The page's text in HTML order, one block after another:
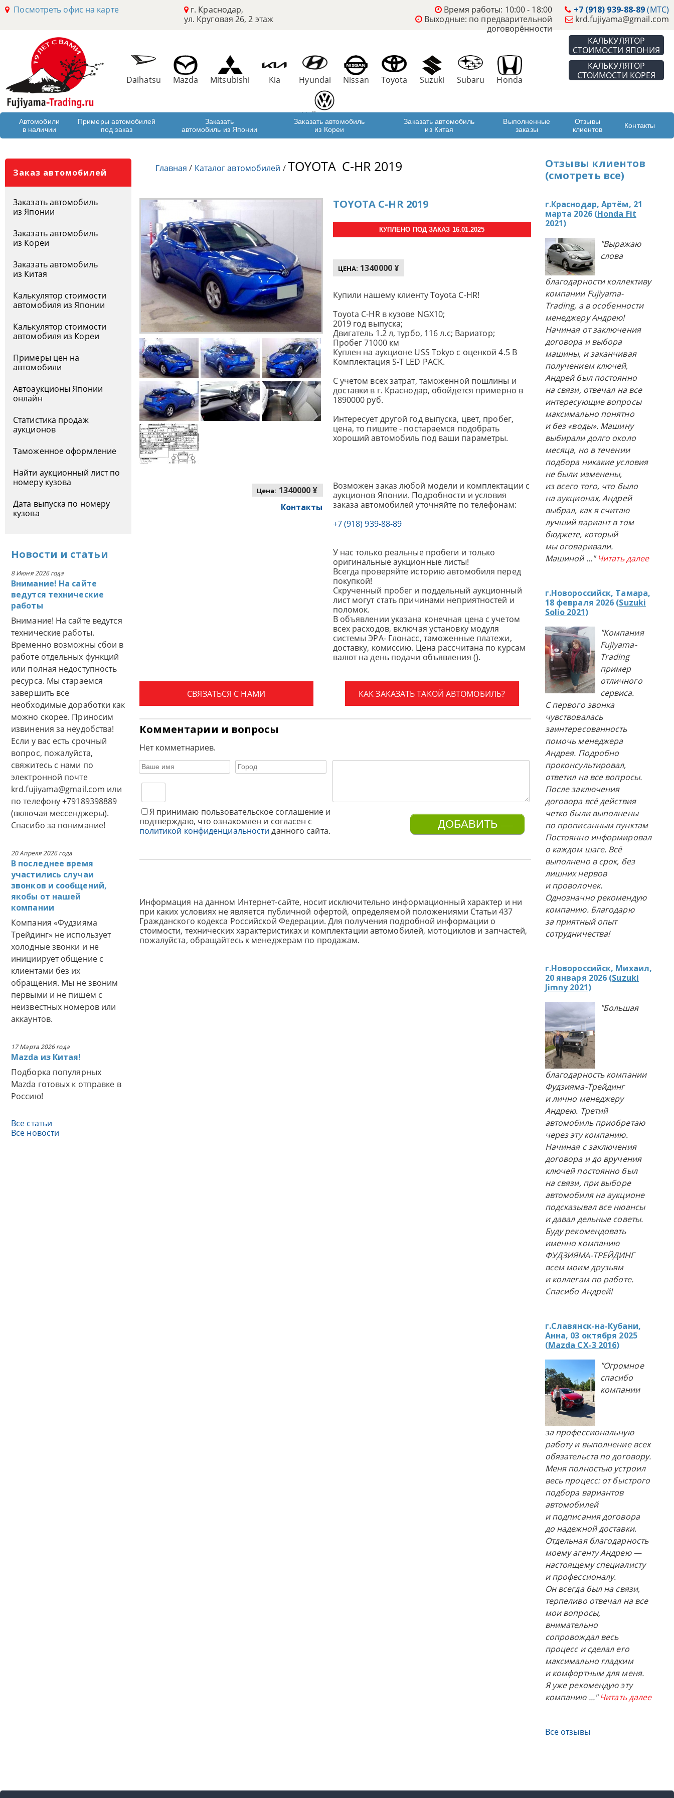
Посмотреть офис на карте
г. Краснодар,
ул. Круговая 26, 2 этаж
+7 (918) 939-88-89(МТС)
krd.fujiyama@gmail.com
Время работы: 10:00 - 18:00
Выходные: по предварительной
договорённости
КАЛЬКУЛЯТОР
СТОИМОСТИ ЯПОНИЯ
КАЛЬКУЛЯТОР
СТОИМОСТИ КОРЕЯ
Daihatsu Mazda Mitsubishi Kia Hyundai Nissan Toyota Suzuki Subaru Honda
Volkswagen
Автомобили
в наличии
Примеры автомобилей
под заказ
Заказать
автомобиль из Японии
Заказать автомобиль
из Кореи
Заказать автомобиль
из Китая
Выполненные
заказы
Отзывы
клиентов
Контакты
Заказ автомобилей
Заказать автомобиль
из Японии
Заказать автомобиль
из Кореи
Заказать автомобиль
из Китая
Калькулятор стоимости
автомобиля из Японии
Калькулятор стоимости
автомобиля из Кореи
Примеры цен на
автомобили
Автоаукционы Японии
онлайн
Статистика продаж
аукционов
Таможенное оформление
Найти аукционный лист по
номеру кузова
Дата выпуска по номеру
кузова
Новости и статьи
8 Июня 2026 года
Внимание! На сайте
ведутся технические
работы
Внимание! На сайте ведутся
технические работы.
Временно возможны сбои в
работе отдельных функций
или полная недоступность
ресурса. Мы стараемся
завершить все
необходимые доработки как
можно скорее. Приносим
извинения за неудобства!
Если у вас есть срочный
вопрос, пожалуйста,
свяжитесь с нами по
электронной почте
krd.fujiyama@gmail.com или
по телефону +79189398889
(включая мессенджеры).
Спасибо за понимание!
20 Апреля 2026 года
В последнее время
участились случаи
звонков и сообщений,
якобы от нашей
компании
Компания «Фудзияма
Трейдинг» не использует
холодные звонки и не
инициирует общение с
клиентами без их
обращения. Мы не звоним
первыми и не пишем с
неизвестных номеров или
аккаунтов.
17 Марта 2026 года
Mazda из Китая!
Подборка популярных
Mazda готовых к отправке в
Россию!
Все статьи
Все новости
Главная / Каталог автомобилей /TOYOTA C-HR 2019
Цена: 1340000 ¥
Контакты
TOYOTA C-HR 2019
КУПЛЕНО ПОД ЗАКАЗ 16.01.2025
ЦЕНА: 1340000 ¥
Купили нашему клиенту Toyota C-HR!
Toyota C-HR в кузове NGX10;
2019 год выпуска;
Двигатель 1.2 л, турбо, 116 л.с; Вариатор;
Пробег 71000 км
Куплен на аукционе USS Tokyo с оценкой 4.5 B
Комплектация S-T LED PACK.
С учетом всех затрат, таможенной пошлины и
доставки в г. Краснодар, обойдется примерно в
1890000 руб.
Интересует другой год выпуска, цвет, пробег,
цена, то пишите - постараемся подобрать
хороший автомобиль под ваши параметры.
Возможен заказ любой модели и комплектации с
аукционов Японии. Подробности и условия
заказа автомобилей уточняйте по телефонам:
+7 (918) 939-88-89
У нас только реальные пробеги и только
оригинальные аукционные листы!
Всегда проверяйте историю автомобиля перед
покупкой!
Скрученный пробег и поддельный аукционный
лист могут стать причинами неприятностей и
поломок.
В объявлении указана конечная цена с учетом
всех расходов, включая установку модуля
системы ЭРА- Глонасс, таможенные платежи,
доставку, комиссию. Цена рассчитана по курсам
валют на день подачи объявления ().
КАК ЗАКАЗАТЬ ТАКОЙ АВТОМОБИЛЬ?
СВЯЗАТЬСЯ С НАМИ
Комментарии и вопросы
Нет комметнариев.
Я принимаю пользовательское соглашение и
подтверждаю, что ознакомлен и согласен с
политикой конфиденциальности данного сайта.
Информация на данном Интернет-сайте, носит исключительно информационный характер и ни
при каких условиях не является публичной офертой, определяемой положениями Статьи 437
Гражданского кодекса Российской Федерации. Для получения подробной информации о
стоимости, технических характеристиках и комплектации автомобилей, мотоциклов и запчастей,
пожалуйста, обращайтесь к менеджерам по продажам.
Отзывы клиентов
(смотреть все)
г.Краснодар, Артём, 21
марта 2026 (Honda Fit
2021)
"Выражаю
слова
благодарности коллективу
компании Fujiyama-
Trading, а в особенности
менеджеру Андрею!
Начиная от заключения
договора и выбора
машины, и заканчивая
получением ключей,
Андрей был постоянно
на связи, отвечал на все
интересующие вопросы
максимально понятно
и без «воды». Машину
выбирали долго около
месяца, но в течении
подбора никакие условия
не были изменены,
из всего того, что было
на аукционах, Андрей
выбрал, как я считаю
лучший вариант в том
бюджете, который
мы оговаривали.
Машиной ..." Читать далее
г.Новороссийск, Тамара,
18 февраля 2026 (Suzuki
Solio 2021)
"Компания
Fujiyama-
Trading
пример
отличного
сервиса.
С первого звонка
чувствовалась
заинтересованность
помочь менеджера
Андрея. Подробно
проконсультировал,
ответил на все вопросы.
После заключения
договора всё действия
четко были выполнены
по прописанным пунктам
Постоянно информировал
о каждом шаге. Всё
выполнено в срок, без
лишних нервов
и проволочек.
Однозначно рекомендую
компанию. Благодарю
за приятный опыт
сотрудничества!
г.Новороссийск, Михаил,
20 января 2026 (Suzuki
Jimny 2021)
"Большая
благодарность компании
Фудзияма-Трейдинг
и лично менеджеру
Андрею. Третий
автомобиль приобретаю
через эту компанию.
Начиная с заключения
договора и до вручения
ключей постоянно был
на связи, при выборе
автомобиля на аукционе
подсказывал все нюансы
и давал дельные советы.
Буду рекомендовать
именно компанию
ФУДЗИЯМА-ТРЕЙДИНГ
всем моим друзьям
и коллегам по работе.
Спасибо Андрей!
г.Славянск-на-Кубани,
Анна, 03 октября 2025
(Mazda CX-3 2016)
"Огромное
спасибо
компании
за профессиональную
работу и выполнение всех
обязательств по договору.
Меня полностью устроил
весь процесс: от быстрого
подбора вариантов
автомобилей
и подписания договора
до надежной доставки.
Отдельная благодарность
моему агенту Андрею —
настоящему специалисту
и профессионалу.
Он всегда был на связи,
терпеливо отвечал на все
мои вопросы,
внимательно
сопровождал весь
процесс и сделал его
максимально гладким
и комфортным для меня.
Я уже рекомендую эту
компанию ..." Читать далее
Все отзывы